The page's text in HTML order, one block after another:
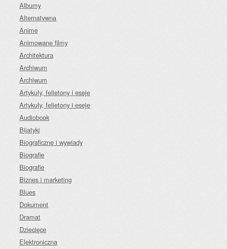
Albumy
Alternatywna
Anime
Animowane filmy
Architektura
Archiwum
Archiwum
Artykuły, felietony i eseje
Artykuły, felietony i eseje
Audiobook
Bijatyki
Biograficzne i wywiady
Biografie
Biografie
Biznes i marketing
Blues
Dokument
Dramat
Dziecięce
Elektroniczna